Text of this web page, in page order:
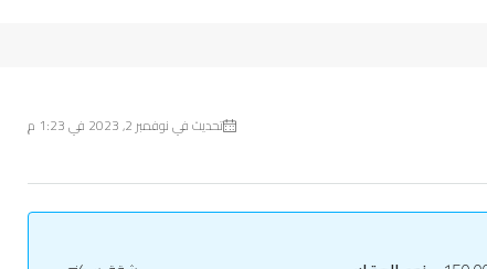
تحديث في نوفمبر 2, 2023 في 1:23 م